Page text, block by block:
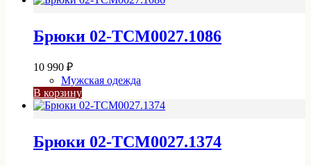
Брюки 02-TCM0027.1086
10 990 ₽
Мужская одежда
В корзину
Брюки 02-TCM0027.1374